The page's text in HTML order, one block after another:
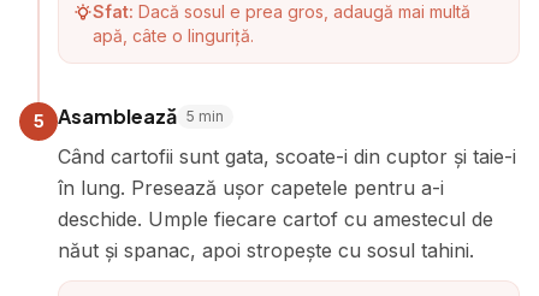
Sfat: Dacă sosul e prea gros, adaugă mai multă
apă, câte o linguriță.
5 Asamblează 5 min
Când cartofii sunt gata, scoate-i din cuptor și taie-i
în lung. Presează ușor capetele pentru a-i
deschide. Umple fiecare cartof cu amestecul de
năut și spanac, apoi stropește cu sosul tahini.